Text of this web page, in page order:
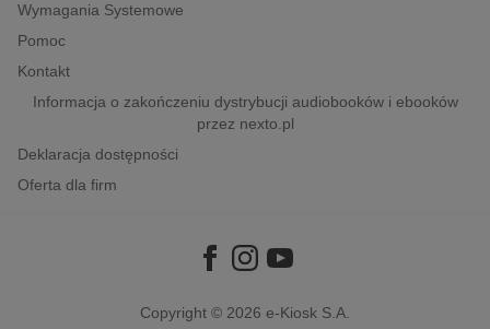
historia
Wymagania Systemowe
Pomoc
Kontakt
Informacja o zakończeniu dystrybucji audiobooków i ebooków
przez nexto.pl
Deklaracja dostępności
Oferta dla firm
Copyright © 2026 e-Kiosk S.A.